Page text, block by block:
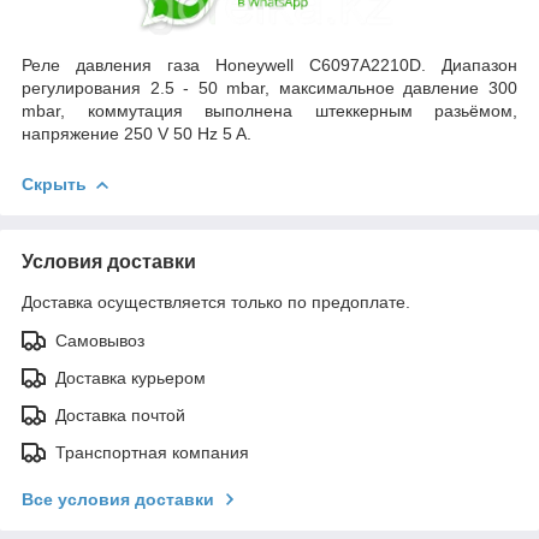
Реле давления газа Honeywell С6097А2210D. Диапазон
регулирования 2.5 - 50 mbar, максимальное давление 300
mbar, коммутация выполнена штеккерным разьёмом,
напряжение 250 V 50 Hz 5 A.
Скрыть
Условия доставки
Доставка осуществляется только по предоплате.
Самовывоз
Доставка курьером
Доставка почтой
Транспортная компания
Все условия доставки